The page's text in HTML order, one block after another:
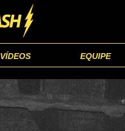
VÍDEOS EQUIPE